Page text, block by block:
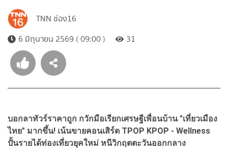
TNN ช่อง16
6 มิถุนายน 2569 ( 09:00 )
31
บอกลาทัวร์ราคาถูก กวักมือเรียกเศรษฐีเพื่อนบ้าน "เที่ยวเมือง
ไทย" มากขึ้น! เน้นขายคอนเสิร์ต TPOP KPOP - Wellness
ปั้นรายได้ท่องเที่ยวยุคใหม่ หนีวิกฤตตะวันออกกลาง